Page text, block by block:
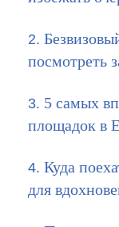
посмотреть
5 самых
площадок в
Куда
для